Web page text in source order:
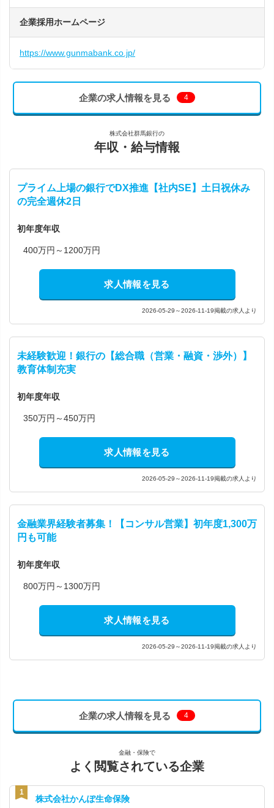
企業採用ホームページ
https://www.gunmabank.co.jp/
企業の求人情報を見る 4
株式会社群馬銀行の
年収・給与情報
プライム上場の銀行でDX推進【社内SE】土日祝休み
の完全週休2日
初年度年収
400万円～1200万円
求人情報を見る
2026-05-29～2026-11-19掲載の求人より
未経験歓迎！銀行の【総合職（営業・融資・渉外）】
教育体制充実
初年度年収
350万円～450万円
求人情報を見る
2026-05-29～2026-11-19掲載の求人より
金融業界経験者募集！【コンサル営業】初年度1,300万
円も可能
初年度年収
800万円～1300万円
求人情報を見る
2026-05-29～2026-11-19掲載の求人より
企業の求人情報を見る 4
金融・保険で
よく閲覧されている企業
株式会社かんぽ生命保険